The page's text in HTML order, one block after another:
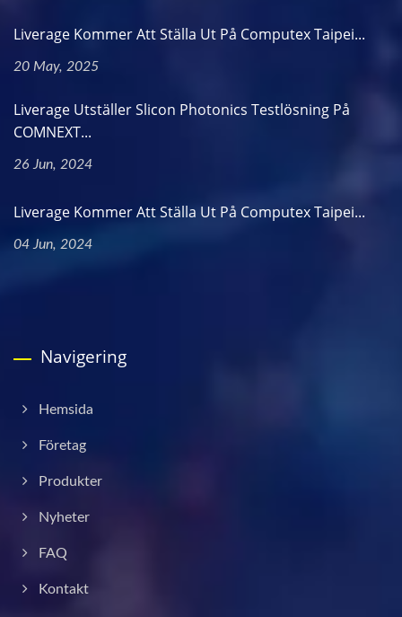
Liverage Kommer Att Ställa Ut På Computex Taipei...
20 May, 2025
Liverage Utställer Slicon Photonics Testlösning På
COMNEXT...
26 Jun, 2024
Liverage Kommer Att Ställa Ut På Computex Taipei...
04 Jun, 2024
Navigering
Hemsida
Företag
Produkter
Nyheter
FAQ
Kontakt